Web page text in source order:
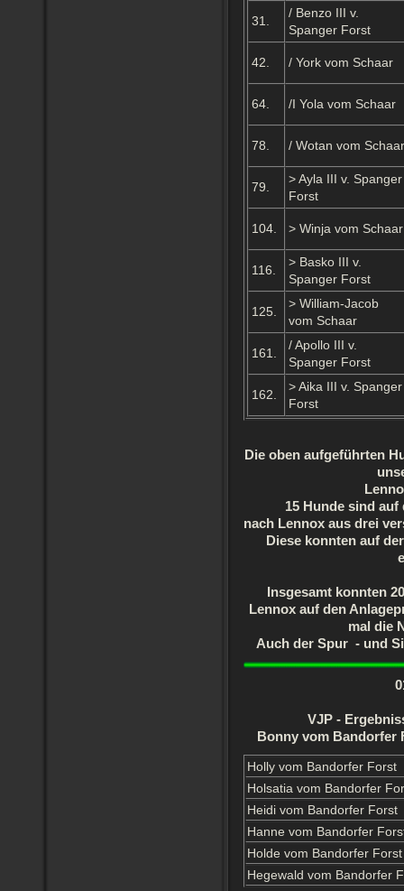
31.
/ Benzo III v.
Spanger Forst
42. / York vom Schaar
64. /I Yola vom Schaar
78. / Wotan vom Schaar
79.
> Ayla III v. Spanger
Forst
104. > Winja vom Schaar
116.
> Basko III v.
Spanger Forst
125.
> William-Jacob
vom Schaar
161.
/ Apollo III v.
Spanger Forst
162.
> Aika III v. Spanger
Forst
Die oben aufgeführten
15 Hunde sind
nach Lennox aus drei
Diese konnten auf
Insgesamt konnten
Lennox auf den
mal die
Auch der Spur - und
VJP -
Bonny vom Bandorfer
Holly vom Bandorfer Forst
Holsatia vom Bandorfer
Heidi vom Bandorfer Forst
Hanne vom Bandorfer
Holde vom Bandorfer Forst
Hegewald vom Bandorfer